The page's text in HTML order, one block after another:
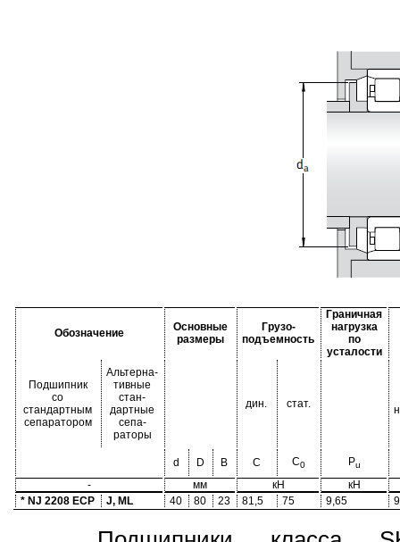
Обозначение
Основные
размеры
Грузо-
подъемность
Граничная
нагрузка
по
усталости
Подшипник
со
стандартным
сепаратором
Альтерна-
тивные
стан-
дартные
сепа-
раторы
дин. стат.
d D B C C0 Pu
- мм кН
кН
* NJ 2208 ECP
J, ML 40 80 23 81,5 75 9,65